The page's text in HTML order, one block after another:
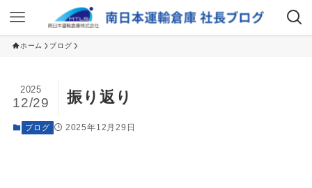
ホーム ブログ
振り返り
2025
12/29
ブログ 2025年12月29日